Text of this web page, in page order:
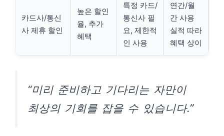
카드사/통신
사 제휴 할인
높은 할인
율, 추가
혜택
특정 카드/
통신사 필
요, 제한적
인 사용
연간/월
간 사용
실적 따라
혜택 상이
“미리 준비하고 기다리는 자만이
최상의 기회를 잡을 수 있습니다.”